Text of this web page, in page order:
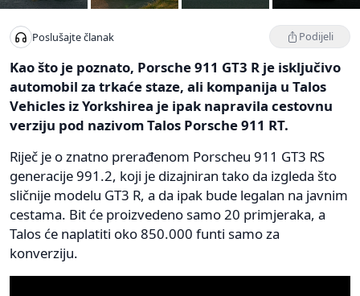
Poslušajte članak Podijeli
Kao što je poznato, Porsche 911 GT3 R je isključivo
automobil za trkaće staze, ali kompanija u Talos
Vehicles iz Yorkshirea je ipak napravila cestovnu
verziju pod nazivom Talos Porsche 911 RT.
Riječ je o znatno prerađenom Porscheu 911 GT3 RS
generacije 991.2, koji je dizajniran tako da izgleda što
sličnije modelu GT3 R, a da ipak bude legalan na javnim
cestama. Bit će proizvedeno samo 20 primjeraka, a
Talos će naplatiti oko 850.000 funti samo za
konverziju.